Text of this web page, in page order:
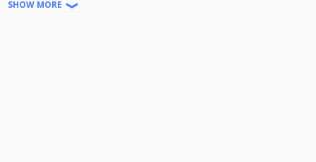
Ole mukana hyvän asian puolesta!
SHOW MORE